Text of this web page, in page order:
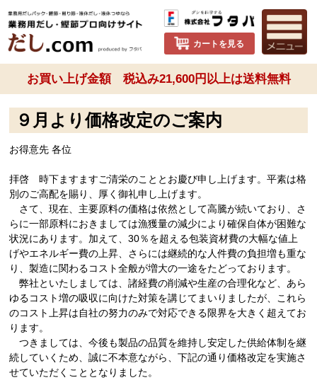
カートを見る
お買い上げ金額 税込み21,600円以上は送料無料
９月より価格改定のご案内
お得意先 各位
拝啓 時下ますますご清栄のこととお慶び申し上げます。平素は格
別のご高配を賜り、厚く御礼申し上げます。
さて、現在、主要原料の価格は依然として高騰が続いており、さ
らに一部原料におきましては漁獲量の減少により確保自体が困難な
状況にあります。加えて、30％を超える包装資材費の大幅な値上
げやエネルギー費の上昇、さらには継続的な人件費の負担増も重な
り、製造に関わるコスト全般が増大の一途をたどっております。
弊社といたしましては、諸経費の削減や生産の合理化など、あら
ゆるコスト増の吸収に向けた対策を講じてまいりましたが、これら
のコスト上昇は自社の努力のみで対応できる限界を大きく超えてお
ります。
つきましては、今後も製品の品質を維持し安定した供給体制を継
続していくため、誠に不本意ながら、下記の通り価格改定を実施さ
せていただくこととなりました。